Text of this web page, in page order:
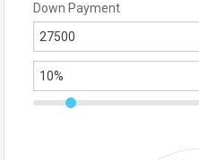
Down Payment